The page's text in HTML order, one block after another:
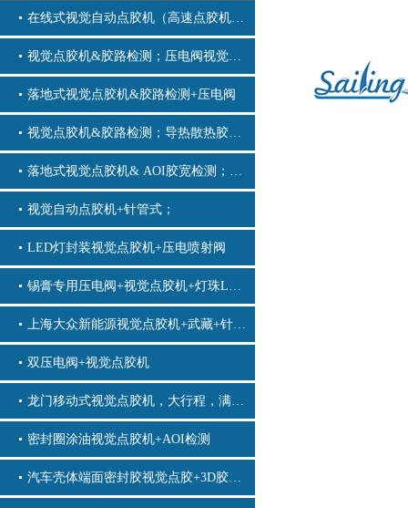
在线式视觉自动点胶机（高速点胶机），视觉点胶机&胶路检测
视觉点胶机&胶路检测；压电阀视觉点胶机_CCD视觉点胶机_汽车行业视觉点胶机_3C电子产品视觉点胶机_生物医疗视觉点胶机
落地式视觉点胶机&胶路检测+压电阀
视觉点胶机&胶路检测；导热散热胶+螺杆阀出胶
落地式视觉点胶机& AOI胶宽检测；精密螺杆阀+激光测高
视觉自动点胶机+针管式；
LED灯封装视觉点胶机+压电喷射阀
锡膏专用压电阀+视觉点胶机+灯珠LED点锡膏
上海大众新能源视觉点胶机+武藏+针管式
双压电阀+视觉点胶机
龙门移动式视觉点胶机，大行程，满足更大规格产品的点胶工艺
密封圈涂油视觉点胶机+AOI检测
汽车壳体端面密封胶视觉点胶+3D胶路检测